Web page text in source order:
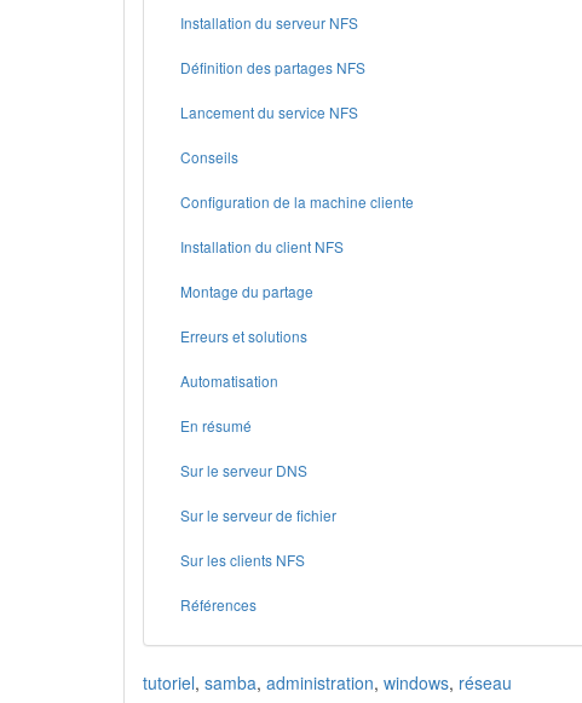
Installation du serveur NFS
Définition des partages NFS
Lancement du service NFS
Conseils
Configuration de la machine cliente
Installation du client NFS
Montage du partage
Erreurs et solutions
Automatisation
En résumé
Sur le serveur DNS
Sur le serveur de fichier
Sur les clients NFS
Références
tutoriel, samba, administration, windows, réseau